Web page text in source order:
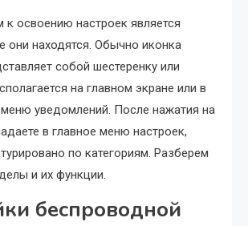
освоению настроек является
они находятся. Обычно иконка
собой шестеренку или
на главном экране или в
уведомлений. После нажатия на
в главное меню настроек,
по категориям. Разберем
и их функции.
беспроводной